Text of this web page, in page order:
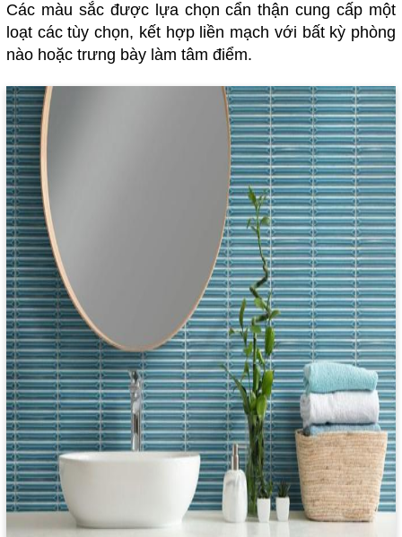
Các màu sắc được lựa chọn cẩn thận cung cấp một
loạt các tùy chọn, kết hợp liền mạch với bất kỳ phòng
nào hoặc trưng bày làm tâm điểm.